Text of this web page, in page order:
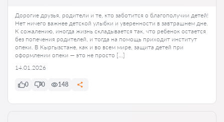
Дорогие друзья, родители и те, кто заботится о благополучии детей!
Нет ничего важнее детской улыбки и уверенности в завтрашнем дне.
К сожалению, иногда жизнь складывается так, что ребенок остается
без попечения родителей, и тогда на помощь приходит институт
опеки. В Кыргызстане, как и во всем мире, защита детей при
оформлении опеки — это не просто […]
14.01.2026
0 0 148